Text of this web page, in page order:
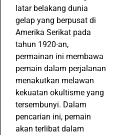
latar belakang dunia
gelap yang berpusat di
Amerika Serikat pada
tahun 1920-an,
permainan ini membawa
pemain dalam perjalanan
menakutkan melawan
kekuatan okultisme yang
tersembunyi. Dalam
pencarian ini, pemain
akan terlibat dalam